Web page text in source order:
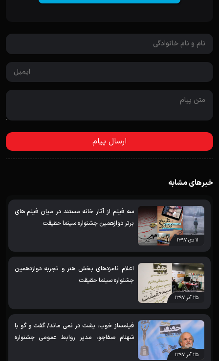
خبرهای مشابه
۱۱ دی ۱۳۹۷
سه فیلم از آثار خانه مستند در میان فیلم های
برتر دوازهمین جشنواره سینما حقیقت
۲۵ آذر ۱۳۹۷
اعلام نامزدهای بخش هنر و تجربه دوازدهمین
جشنواره سینما حقیقت
۲۵ آذر ۱۳۹۷
فیلمساز خوب، پشت در نمی ماند/ گفت و گو با
شهنام صفاجو، مدیر روابط عمومی جشنواره